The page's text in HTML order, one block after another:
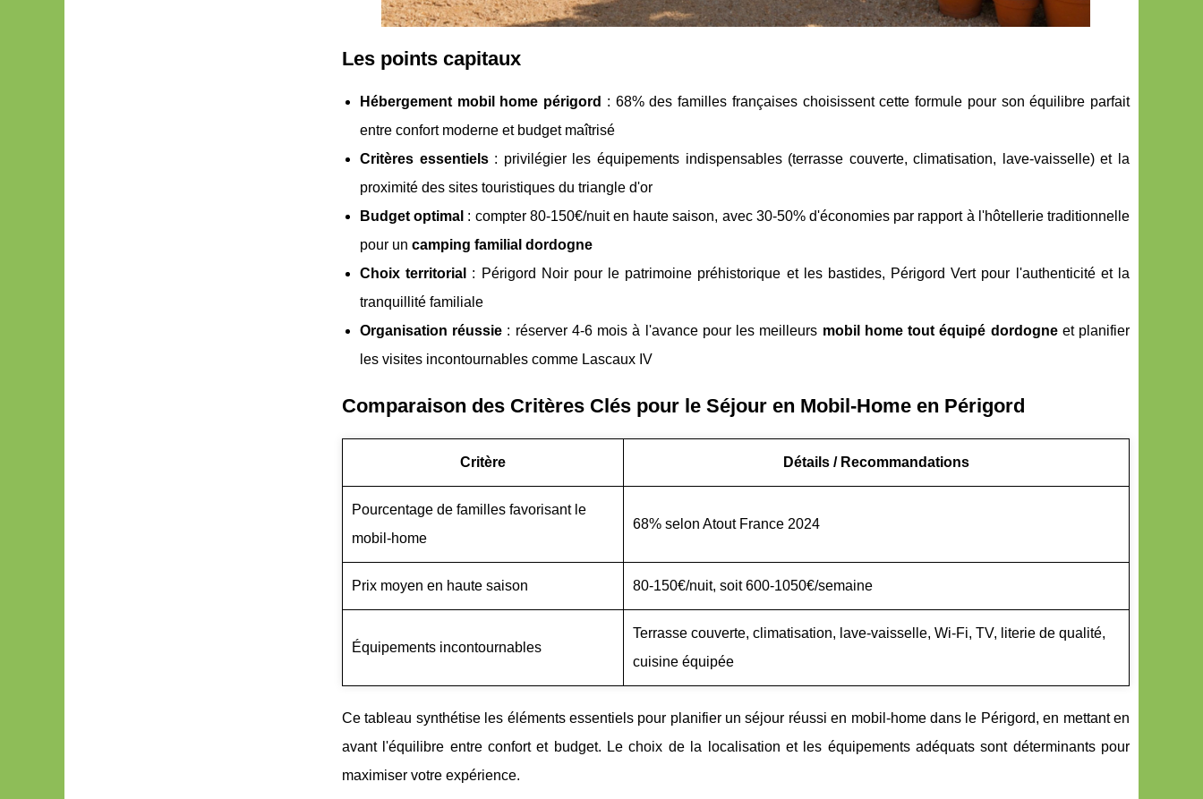
Les points capitaux
Hébergement mobil home périgord : 68% desfamilles françaises choisissent cette formule pour son équilibre parfait
entre confort moderne et budget maîtrisé
Critères essentiels: privilégier les équipements indispensables (terrasse couverte, climatisation, lave-vaisselle) et la
proximité des sites touristiques du triangle d'or
Budget optimal : compter 80-150€/nuit en haute saison, avec 30-50% d'économies par rapport à l'hôtellerie traditionnelle
pour un camping familial dordogne
Choix territorial
: Périgord Noir pour le patrimoine préhistorique et les bastides, Périgord Vert pour l'authenticité et la
tranquillité familiale
Organisation réussie : réserver 4-6 mois à l'avance pour les meilleurs mobil home tout équipé dordogneet planifier
les visites incontournables comme Lascaux IV
Comparaison des Critères Clés pour le Séjour en Mobil-Home en Périgord
Critère Détails / Recommandations
Pourcentage de familles favorisant le
mobil-home
68% selon Atout France 2024
Prix moyen en haute saison 80-150€/nuit, soit 600-1050€/semaine
Équipements incontournables
Terrasse couverte, climatisation, lave-vaisselle, Wi-Fi, TV, literie de qualité,
cuisine équipée
Ce tableau synthétise les éléments essentiels pour planifier un séjour réussi en mobil-home dans le Périgord, en mettant en
avant l'équilibre entre confort et budget. Le choix de la localisation et les équipements adéquats sont déterminants pour
maximiser votre expérience.